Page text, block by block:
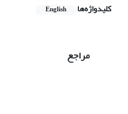
کلیدواژه‌ها English
مراجع